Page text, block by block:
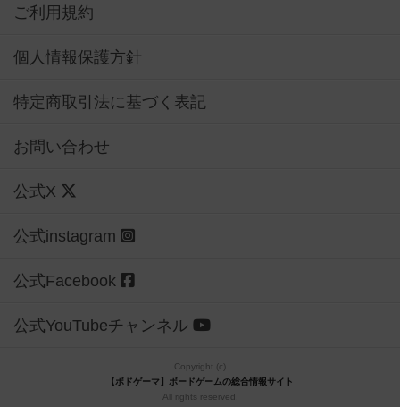
ご利用規約
個人情報保護方針
特定商取引法に基づく表記
お問い合わせ
公式X
公式instagram
公式Facebook
公式YouTubeチャンネル
Copyright (c)
【ボドゲーマ】ボードゲームの総合情報サイト
All rights reserved.